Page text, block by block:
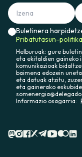
Buletinera
Pribatutasun-politika
Helburuak: gure
eta ekitaldien
komunikazioak
baimena edozein
eta datuak atzitu,
eta gainerako
Informazio osagarria: